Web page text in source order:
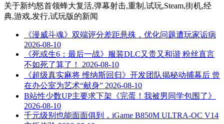
关于新约怒首领蜂大复活,弹幕射击,重制,试玩,Steam,街机,经
典,游戏,发行,试玩版的新闻
《漫威斗魂》双端评分差距悬殊，优化问题遭玩家诟病
2026-08-10
《死或生6：最后一战》服装DLC又贵又和谐 粉丝直言
不如死了算了！
2026-08-10
《超级真实麻将 维纳斯回归》开发团队揭秘动捕幕后 曾
在办公室为艺术“献身” 2026-08-10
B站性少数UP主要求下架《完蛋！我被男同学包围了》
2026-08-10
千元级别也能面面俱到，iGame B850M ULTRA-OC V14